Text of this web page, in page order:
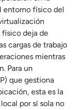
entorno físico del
físico deja de
cargas de trabajo
mientras
Para un
que gestiona
esta es la
por sí sola no